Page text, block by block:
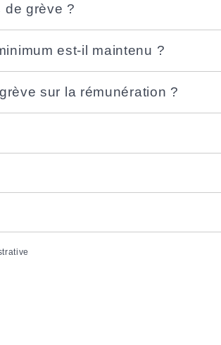
de grève ?
est-il maintenu ?
sur la rémunération ?